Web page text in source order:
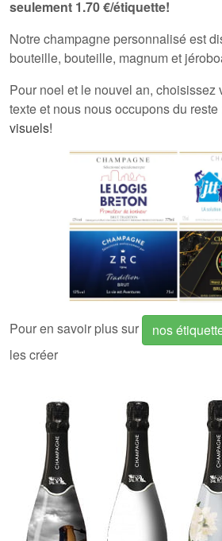
seulement 1.70 €/étiquette!
Notre champagne personnalisé est
bouteille, bouteille, magnum et
Pour noel et le nouvel an, choisissez
texte et nous nous occupons du reste
visuels!
Pour en savoir plus sur nos
les créer